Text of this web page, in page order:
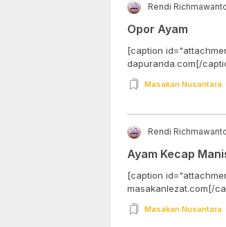
Rendi
Opor Ayam
[caption
Masakan Nusantara
Rendi
Ayam Kecap
[caption
Masakan Nusantara